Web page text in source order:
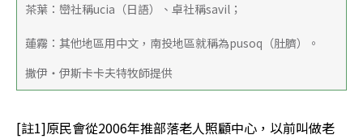
茶葉：巒社稱ucia（日語）、卓社稱savil；
蓮霧：其他地區用中文，南投地區就稱為pusoq（肚臍）。
撒伊‧伊斯卡卡夫特牧師提供
[註1]原民會從2006年推部落老人照顧中心，以前叫做老